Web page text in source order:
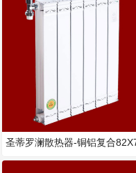
圣蒂罗澜散热器-铜铝复合